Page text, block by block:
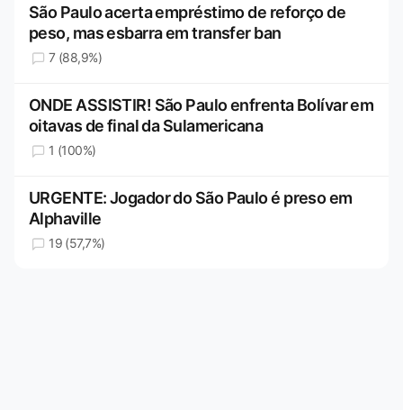
São Paulo acerta empréstimo de reforço de
peso, mas esbarra em transfer ban
7 (88,9%)
ONDE ASSISTIR! São Paulo enfrenta Bolívar em
oitavas de final da Sulamericana
1 (100%)
URGENTE: Jogador do São Paulo é preso em
Alphaville
19 (57,7%)